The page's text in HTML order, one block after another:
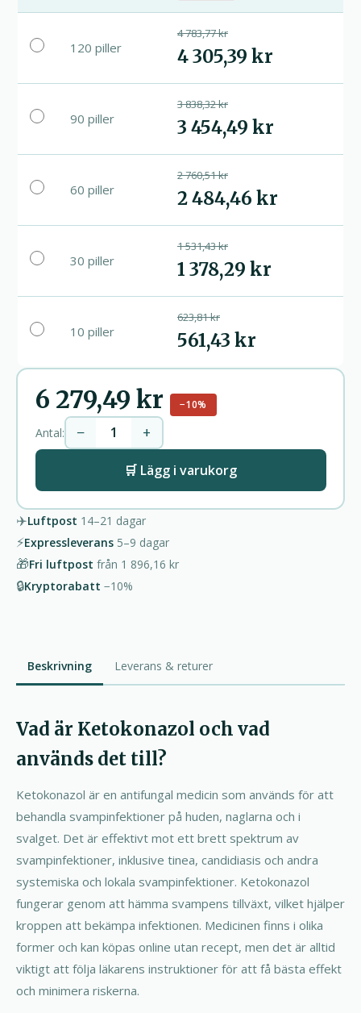
120 piller
4 783,77 kr
4 305,39 kr
90 piller
3 838,32 kr
3 454,49 kr
60 piller
2 760,51 kr
2 484,46 kr
30 piller
1 531,43 kr
1 378,29 kr
10 piller
623,81 kr
561,43 kr
6 279,49 kr −10%
Antal: − +
🛒 Lägg i varukorg
✈️Luftpost 14–21 dagar
⚡Expressleverans 5–9 dagar
🎁Fri luftpost från 1 896,16 kr
🔒Kryptorabatt −10%
Beskrivning Leverans & returer
Vad är Ketokonazol och vad
används det till?
Ketokonazol är en antifungal medicin som används för att
behandla svampinfektioner på huden, naglarna och i
svalget. Det är effektivt mot ett brett spektrum av
svampinfektioner, inklusive tinea, candidiasis och andra
systemiska och lokala svampinfektioner. Ketokonazol
fungerar genom att hämma svampens tillväxt, vilket hjälper
kroppen att bekämpa infektionen. Medicinen finns i olika
former och kan köpas online utan recept, men det är alltid
viktigt att följa läkarens instruktioner för att få bästa effekt
och minimera riskerna.